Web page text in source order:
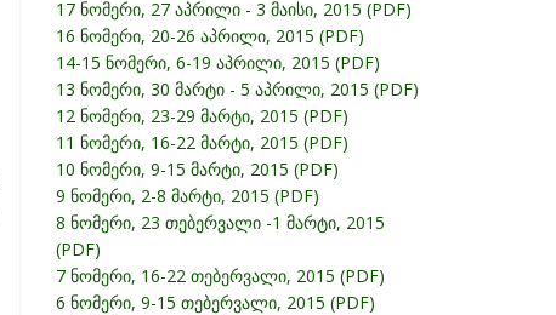
17 ნომერი, 27 აპრილი - 3 მაისი, 2015 (PDF)
16 ნომერი, 20-26 აპრილი, 2015 (PDF)
14-15 ნომერი, 6-19 აპრილი, 2015 (PDF)
13 ნომერი, 30 მარტი - 5 აპრილი, 2015 (PDF)
12 ნომერი, 23-29 მარტი, 2015 (PDF)
11 ნომერი, 16-22 მარტი, 2015 (PDF)
10 ნომერი, 9-15 მარტი, 2015 (PDF)
9 ნომერი, 2-8 მარტი, 2015 (PDF)
8 ნომერი, 23 თებერვალი -1 მარტი, 2015
(PDF)
7 ნომერი, 16-22 თებერვალი, 2015 (PDF)
6 ნომერი, 9-15 თებერვალი, 2015 (PDF)